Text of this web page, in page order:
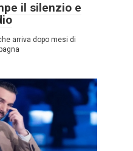
il silenzio e
arriva dopo mesi di